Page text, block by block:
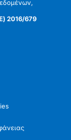
2016/679